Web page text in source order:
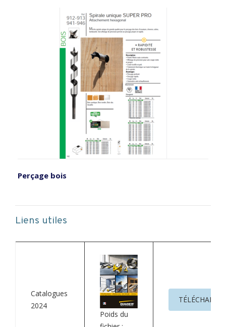
Perçage bois
Liens utiles
Catalogues
2024
Poids du